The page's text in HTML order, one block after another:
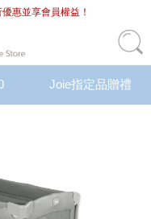
惠並享會員權益！
Joie指定品贈禮